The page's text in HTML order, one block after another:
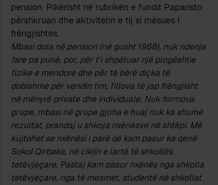
pension. Pikërisht në rubrikën e fundit Paparisto
përshkruan dhe aktivitetin e tij si mësues i
frëngjishtes.
Mbasi dola në pension (në gusht 1968), nuk ndenja
fare pa punë, por, për t’i shpëtuar një plogështie
fizike e mendore dhe për të bërë diçka të
dobishme për vendin tim, fillova të jap frëngjisht
në mënyrë private dhe individuale. Nuk formova
grupe, mbasi në grupe gjuha e huaj nuk ka shumë
rezultat, prandaj u shkoja nxënësve në shtëpi. Më
kujtohet se nxënësi i parë që kam pasur ka qenë
Sokol Qirbaka, në ciklin e lartë të shkollës
tetëvjeçare. Pastaj kam pasur nxënës nga shkolla
tetëvjeçare, nga të mesmet, studentë në shkollat